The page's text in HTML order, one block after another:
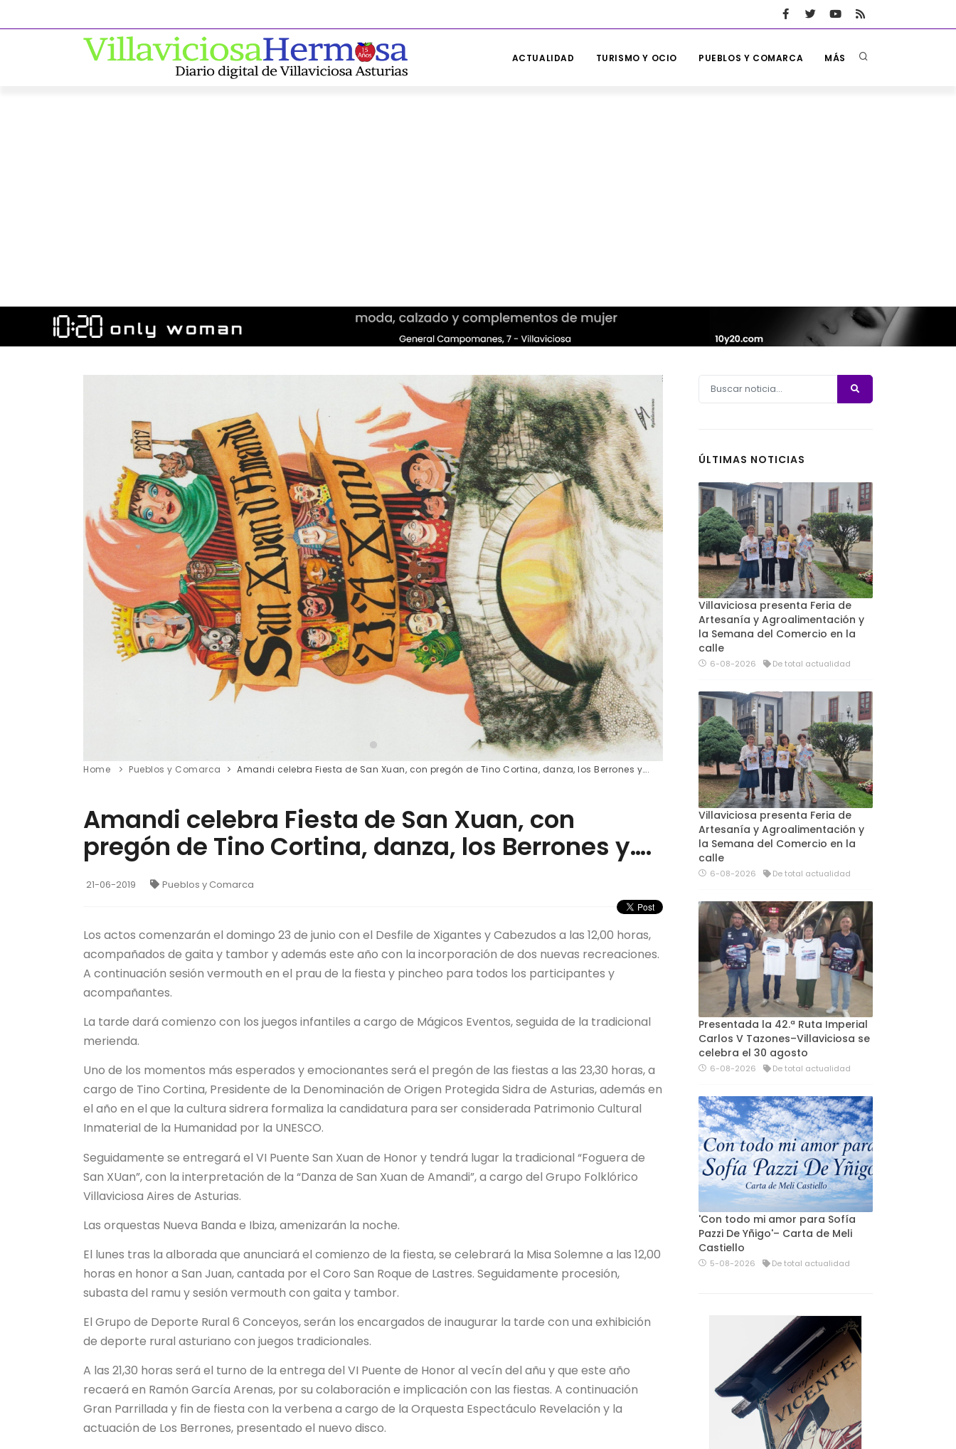
ACTUALIDAD TURISMO Y OCIO PUEBLOS Y COMARCA MÁS
Home Pueblos y Comarca Amandi celebra Fiesta de San Xuan, con pregón de Tino Cortina, danza, los Berrones y….
Amandi celebra Fiesta de San Xuan, con
pregón de Tino Cortina, danza, los Berrones y….
21-06-2019 Pueblos y Comarca
Los actos comenzarán el domingo 23 de junio con el Desfile de Xigantes y Cabezudos a las 12,00 horas,
acompañados de gaita y tambor y además este año con la incorporación de dos nuevas recreaciones.
A continuación sesión vermouth en el prau de la fiesta y pincheo para todos los participantes y
acompañantes.
La tarde dará comienzo con los juegos infantiles a cargo de Mágicos Eventos, seguida de la tradicional
merienda.
Uno de los momentos más esperados y emocionantes será el pregón de las fiestas a las 23,30 horas, a
cargo de Tino Cortina, Presidente de la Denominación de Origen Protegida Sidra de Asturias, además en
el año en el que la cultura sidrera formaliza la candidatura para ser considerada Patrimonio Cultural
Inmaterial de la Humanidad por la UNESCO.
Seguidamente se entregará el VI Puente San Xuan de Honor y tendrá lugar la tradicional “Foguera de
San XUan”, con la interpretación de la “Danza de San Xuan de Amandi”, a cargo del Grupo Folklórico
Villaviciosa Aires de Asturias.
Las orquestas Nueva Banda e Ibiza, amenizarán la noche.
El lunes tras la alborada que anunciará el comienzo de la fiesta, se celebrará la Misa Solemne a las 12,00
horas en honor a San Juan, cantada por el Coro San Roque de Lastres. Seguidamente procesión,
subasta del ramu y sesión vermouth con gaita y tambor.
El Grupo de Deporte Rural 6 Conceyos, serán los encargados de inaugurar la tarde con una exhibición
de deporte rural asturiano con juegos tradicionales.
A las 21,30 horas será el turno de la entrega del VI Puente de Honor al vecín del añu y que este año
recaerá en Ramón García Arenas, por su colaboración e implicación con las fiestas. A continuación
Gran Parrillada y fin de fiesta con la verbena a cargo de la Orquesta Espectáculo Revelación y la
actuación de Los Berrones, presentado el nuevo disco.
ÚLTIMAS NOTICIAS
Villaviciosa presenta Feria de
Artesanía y Agroalimentación y
la Semana del Comercio en la
calle
6-08-2026 De total actualidad
Villaviciosa presenta Feria de
Artesanía y Agroalimentación y
la Semana del Comercio en la
calle
6-08-2026 De total actualidad
Presentada la 42.ª Ruta Imperial
Carlos V Tazones–Villaviciosa se
celebra el 30 agosto
6-08-2026 De total actualidad
'Con todo mi amor para Sofía
Pazzi De Yñigo'– Carta de Meli
Castiello
5-08-2026 De total actualidad